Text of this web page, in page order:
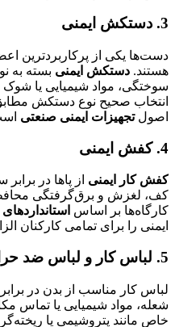
3. دستکش ایمنی
دست‌ها یکی از پرکاربردترین
هستند. دستکش ایمنی بسته به
سوختگی، مواد شیمیایی یا شوک
انتخاب صحیح نوع دستکش مطابق
اصولتجهیزات ایمنی صنعتی
4. کفش ایمنی
کفش کار ایمنی از پاها در
کف، لغزش و برق‌گرفتگی
کارگاه‌ها بر اساس
ایمنی را برای تمامی کارکنان
5. لباس کار و لباس ضد حرارت
لباس کار مناسب از بدن در
شعله، مواد شیمیایی یا تماس
خاص مانند پتروشیمی یا